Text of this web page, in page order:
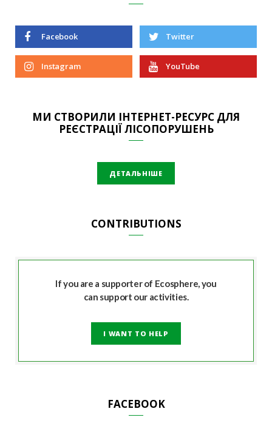
Facebook Twitter
Instagram YouTube
МИ СТВОРИЛИ ІНТЕРНЕТ-РЕСУРС ДЛЯ
РЕЄСТРАЦІЇ ЛІСОПОРУШЕНЬ
ДЕТАЛЬНІШЕ
CONTRIBUTIONS
If you are a supporter of Ecosphere, you
can support our activities.
I WANT TO HELP
FACEBOOK